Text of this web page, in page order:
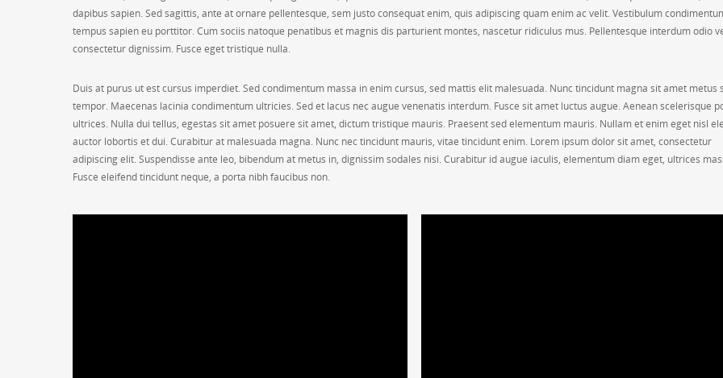
dapibus sapien. Sed sagittis, ante at ornare pellentesque, sem justo consequat enim, quis adipiscing quam enim ac velit. Vestibulum
tempus sapien eu porttitor. Cum sociis natoque penatibus et magnis dis parturient montes, nascetur ridiculus mus. Pellentesque interdum odio
consectetur dignissim. Fusce eget tristique nulla.
Duis at purus ut est cursus imperdiet. Sed condimentum massa in enim cursus, sed mattis elit malesuada. Nunc tincidunt magna sit amet metus
tempor. Maecenas lacinia condimentum ultricies. Sed et lacus nec augue venenatis interdum. Fusce sit amet luctus augue. Aenean scelerisque
ultrices. Nulla dui tellus, egestas sit amet posuere sit amet, dictum tristique mauris. Praesent sed elementum mauris. Nullam et enim eget nisl
auctor lobortis et dui. Curabitur at malesuada magna. Nunc nec tincidunt mauris, vitae tincidunt enim. Lorem ipsum dolor sit amet, consectetur
adipiscing elit. Suspendisse ante leo, bibendum at metus in, dignissim sodales nisi. Curabitur id augue iaculis, elementum diam eget, ultrices
Fusce eleifend tincidunt neque, a porta nibh faucibus non.